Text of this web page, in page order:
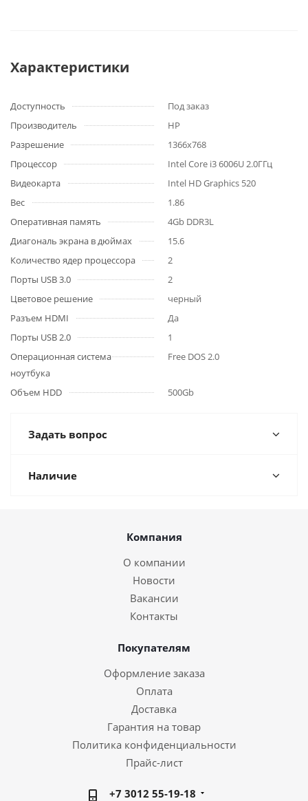
Характеристики
Доступность
Под заказ
Производитель
HP
Разрешение
1366x768
Процессор
Intel Core i3 6006U 2.0ГГц
Видеокарта
Intel HD Graphics 520
Вес
1.86
Оперативная память
4Gb DDR3L
Диагональ экрана в дюймах
15.6
Количество ядер процессора
2
Порты USB 3.0
2
Цветовое решение
черный
Разъем HDMI
Да
Порты USB 2.0
1
Операционная система
ноутбука
Free DOS 2.0
Объем HDD 500Gb
Задать вопрос
Наличие
Компания
О компании
Новости
Вакансии
Контакты
Покупателям
Оформление заказа
Оплата
Доставка
Гарантия на товар
Политика конфиденциальности
Прайс-лист
+7 3012 55-19-18